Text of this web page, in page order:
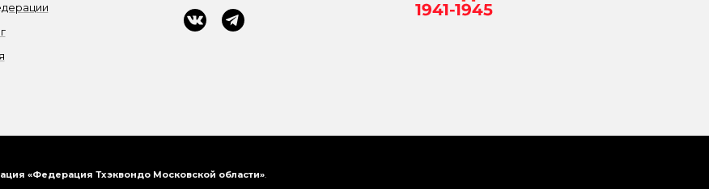
«Федерация Тхэквондо Московской области».